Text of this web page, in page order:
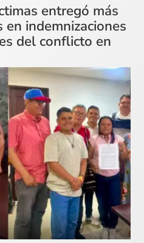
entregó más
indemnizaciones
del conflicto en